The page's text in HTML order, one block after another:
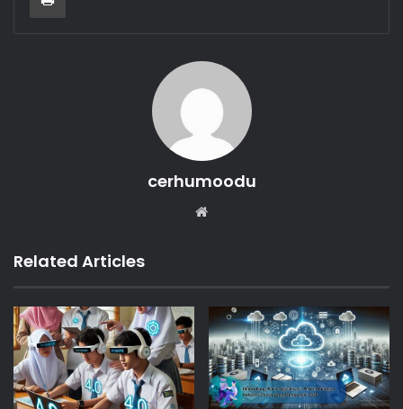
cerhumoodu
Related Articles